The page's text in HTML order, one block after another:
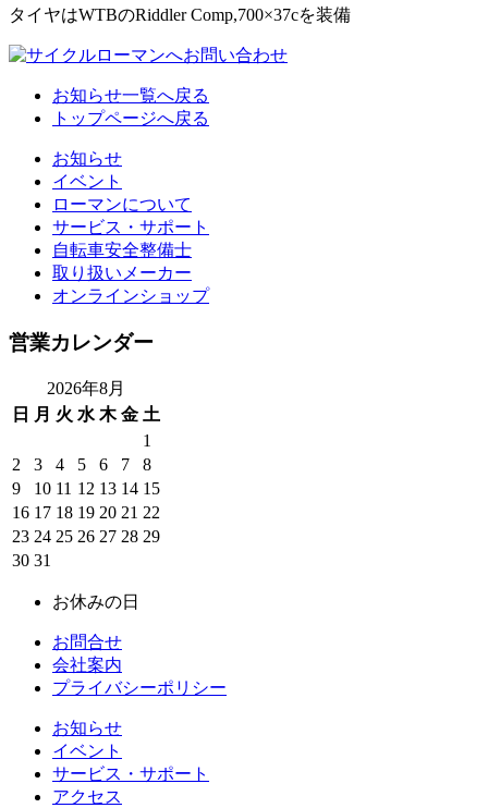
タイヤはWTBのRiddler Comp,700×37cを装備
お知らせ一覧へ戻る
トップページへ戻る
お知らせ
イベント
ローマンについて
サービス・サポート
自転車安全整備士
取り扱いメーカー
オンラインショップ
営業カレンダー
2026年8月
日
月 火 水 木 金 土
1
2
3 4 5 6 7
8
9
10 11 12 13 14 15
16 17 18 19 20 21 22
23 24 25 26 27 28 29
30 31
お休みの日
お問合せ
会社案内
プライバシーポリシー
お知らせ
イベント
サービス・サポート
アクセス